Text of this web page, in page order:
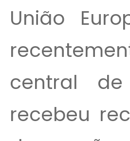
União
central de
recebeu